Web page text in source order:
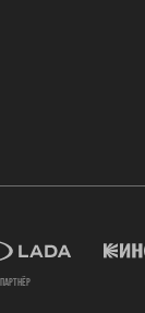
партнёр